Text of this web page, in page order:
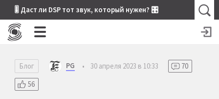
🎚 Даст ли DSP тот звук, который нужен? 🎛
Блог PG • 30 апреля 2023 в 10:33
70
56